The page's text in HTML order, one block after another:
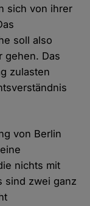
sich von ihrer
soll also
gehen. Das
zulasten
von Berlin
nichts mit
sind zwei ganz